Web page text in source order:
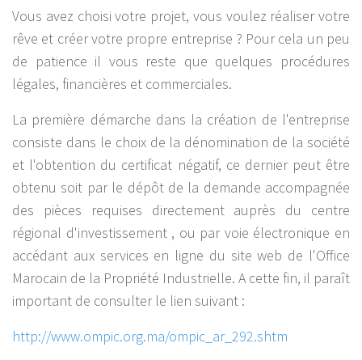
Vous avez choisi votre projet, vous voulez réaliser votre
rêve et créer votre propre entreprise ? Pour cela un peu
de patience il vous reste que quelques procédures
légales, financières et commerciales.
La première démarche dans la création de l'entreprise
consiste dans le choix de la dénomination de la société
et l'obtention du certificat négatif, ce dernier peut être
obtenu soit par le dépôt de la demande accompagnée
des pièces requises directement auprès du centre
régional d'investissement , ou par voie électronique en
accédant aux services en ligne du site web de l'Office
Marocain de la Propriété Industrielle. A cette fin, il paraît
important de consulter le lien suivant :
http://www.ompic.org.ma/ompic_ar_292.shtm